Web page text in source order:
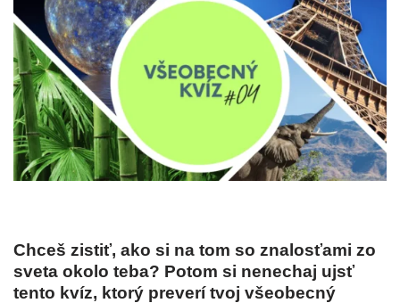
Chceš zistiť, ako si na tom so znalosťami zo
sveta okolo teba? Potom si nenechaj ujsť
tento kvíz, ktorý preverí tvoj všeobecný